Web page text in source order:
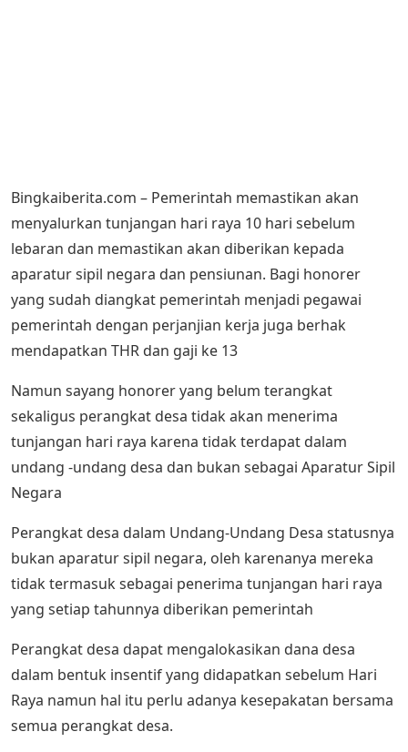
Bingkaiberita.com – Pemerintah memastikan akan
menyalurkan tunjangan hari raya 10 hari sebelum
lebaran dan memastikan akan diberikan kepada
aparatur sipil negara dan pensiunan. Bagi honorer
yang sudah diangkat pemerintah menjadi pegawai
pemerintah dengan perjanjian kerja juga berhak
mendapatkan THR dan gaji ke 13
Namun sayang honorer yang belum terangkat
sekaligus perangkat desa tidak akan menerima
tunjangan hari raya karena tidak terdapat dalam
undang -undang desa dan bukan sebagai Aparatur Sipil
Negara
Perangkat desa dalam Undang-Undang Desa statusnya
bukan aparatur sipil negara, oleh karenanya mereka
tidak termasuk sebagai penerima tunjangan hari raya
yang setiap tahunnya diberikan pemerintah
Perangkat desa dapat mengalokasikan dana desa
dalam bentuk insentif yang didapatkan sebelum Hari
Raya namun hal itu perlu adanya kesepakatan bersama
semua perangkat desa.